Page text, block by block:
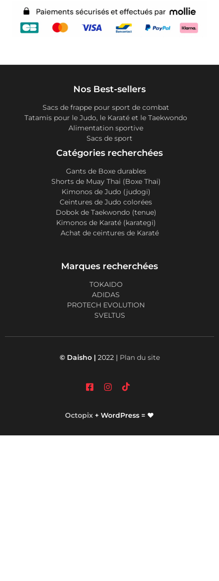
Nos Best-sellers
Sacs de frappe pour sport de combat
Tatamis pour le Judo, le Karaté et le Taekwondo
Alimentation sportive
Sacs de sport
Catégories recherchées
Gants de Boxe durables
Shorts de Muay Thai (Boxe Thai)
Kimonos de Judo (judogi)
Ceintures de Judo colorées
Dobok de Taekwondo (tenue)
Kimonos de Karaté (karategi)
Achat de ceintures de Karaté
Marques recherchées
TOKAIDO
ADIDAS
PROTECH EVOLUTION
SVELTUS
© Daisho | 2022 | Plan du site
Octopix + WordPress = ❤